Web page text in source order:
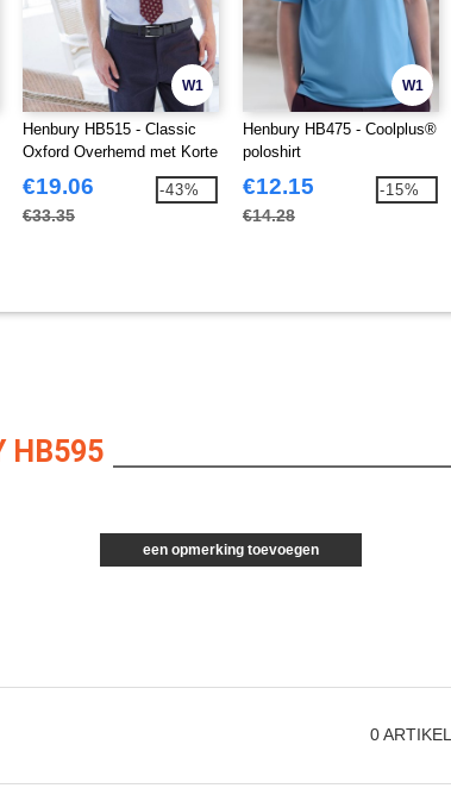
W1
Henbury HB515 - Classic
Oxford Overhemd met Korte
€19.06
€33.35
-43%
W1
Henbury HB475 - Coolplus®
poloshirt
€12.15
€14.28
-15%
HB595
een opmerking toevoegen
0